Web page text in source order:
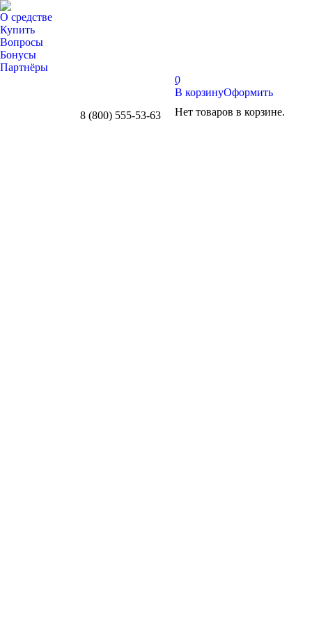
О средстве
Купить
Вопросы
Бонусы
Партнёры
Вконтакте8 (800) 555-53-63
0
В корзинуОформить
Нет товаров в корзине.